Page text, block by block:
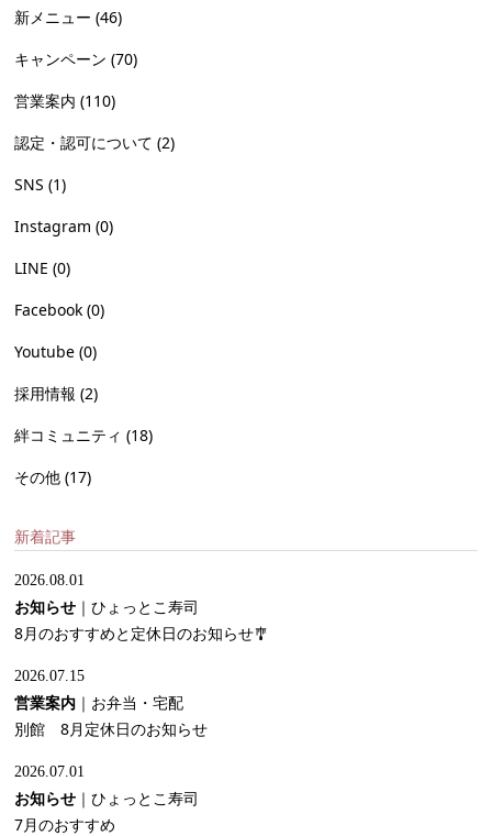
新メニュー(46)
キャンペーン(70)
営業案内(110)
認定・認可について(2)
SNS(1)
Instagram(0)
LINE(0)
Facebook(0)
Youtube(0)
採用情報(2)
絆コミュニティ(18)
その他(17)
新着記事
2026.08.01
お知らせ ｜ひょっとこ寿司
8月のおすすめと定休日のお知らせ🎐
2026.07.15
営業案内 ｜ お弁当・宅配
別館 8月定休日のお知らせ
2026.07.01
お知らせ ｜ひょっとこ寿司
7月のおすすめ